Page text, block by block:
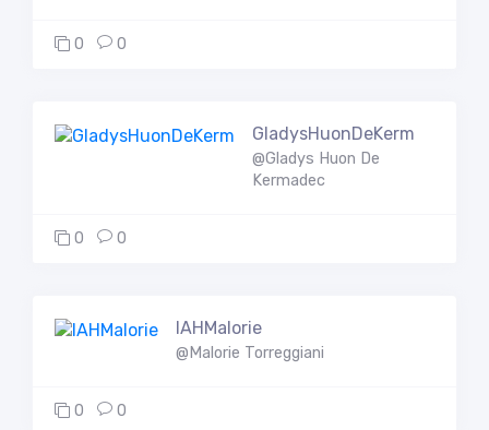
0 0
GladysHuonDeKerm
@Gladys Huon De
Kermadec
0 0
IAHMalorie
@Malorie Torreggiani
0 0